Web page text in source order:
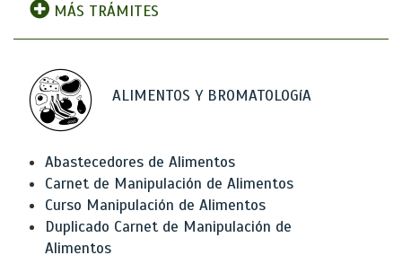
MÁS TRÁMITES
ALIMENTOS Y BROMATOLOGíA
Abastecedores de Alimentos
Carnet de Manipulación de Alimentos
Curso Manipulación de Alimentos
Duplicado Carnet de Manipulación de
Alimentos